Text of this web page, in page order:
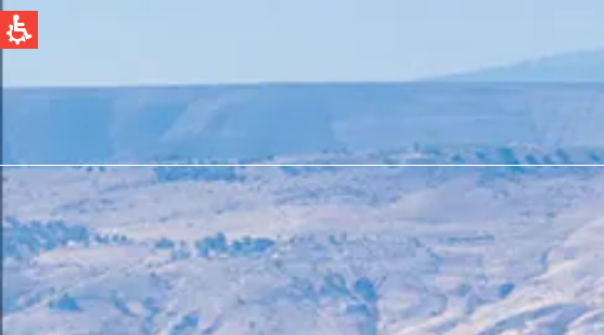
QUICK LINKS
News & Events
Global
English